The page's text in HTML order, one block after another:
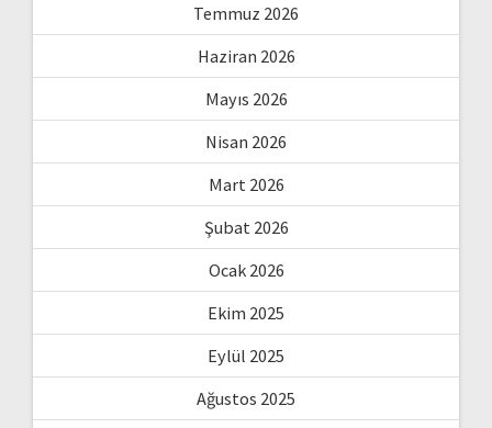
Temmuz 2026
Haziran 2026
Mayıs 2026
Nisan 2026
Mart 2026
Şubat 2026
Ocak 2026
Ekim 2025
Eylül 2025
Ağustos 2025